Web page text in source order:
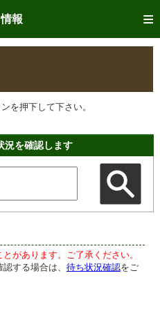
報
況
を押下して下さい。
況を確認します
があります。ご了承ください。
する場合は、 待ち状況確認をご